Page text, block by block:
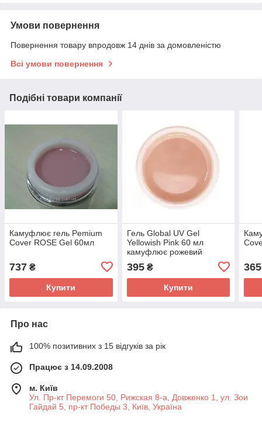
Умови повернення
Повернення товару впродовж 14 днів за домовленістю
Всі умови повернення
Подібні товари компанії
Камуфлює гель Pemium
Cover ROSE Gel 60мл
737 ₴
Купити
Гель Global UV Gel
Yellowish Pink 60 мл
камуфлює рожевий
395₴
Купити
365
Про нас
100% позитивних з 15 відгуків за рік
Працює з 14.09.2008
м. Київ
Ул. Пр-кт Перемоги 50, Рижская 8-а, Довженко 1, ул. Зои
Гайдай 5, пр-кт Победы 3, Київ, Україна